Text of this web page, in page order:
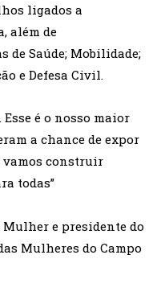
ligados a
além de
de Saúde; Mobilidade;
e Defesa Civil.
é o nosso maior
a chance de expor
vamos construir
todas”
e presidente do
Mulheres do Campo